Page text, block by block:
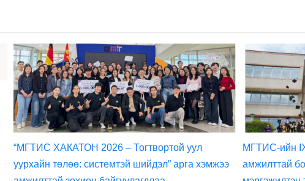
“МГТИС ХАКАТОН 2026 – Тогтвортой уул
уурхайн төлөө: системтэй шийдэл” арга хэмжээ
МГТИС-ийн IX
амжилттай